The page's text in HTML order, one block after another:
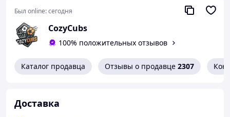
Был online:сегодня
CozyCubs
100% положительных отзывов
Каталог продавца Отзывы о продавце 2307
Доставка